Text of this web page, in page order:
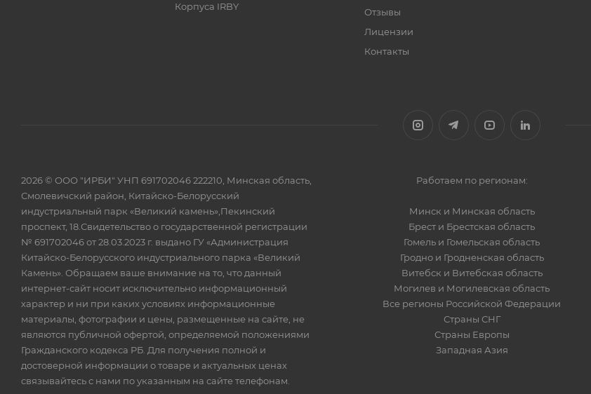
Корпуса IRBY
Отзывы
Лицензии
Контакты
2026 © ООО "ИРБИ" УНП 691702046 222210, Минская область,
Смолевичский район, Китайско-Белорусский
индустриальный парк «Великий камень»,Пекинский
проспект, 18.Свидетельство о государственной регистрации
№ 691702046 от 28.03.2023 г. выдано ГУ «Администрация
Китайско-Белорусского индустриального парка «Великий
Камень». Обращаем ваше внимание на то, что данный
интернет-сайт носит исключительно информационный
характер и ни при каких условиях информационные
материалы, фотографии и цены, размещенные на сайте, не
являются публичной офертой, определяемой положениями
Гражданского кодекса РБ. Для получения полной и
достоверной информации о товаре и актуальных ценах
связывайтесь с нами по указанным на сайте телефонам.
Работаем по регионам:
Минск и Минская область
Брест и Брестская область
Гомель и Гомельская область
Гродно и Гродненская область
Витебск и Витебская область
Могилев и Могилевская область
Все регионы Российской Федерации
Страны СНГ
Страны Европы
Западная Азия